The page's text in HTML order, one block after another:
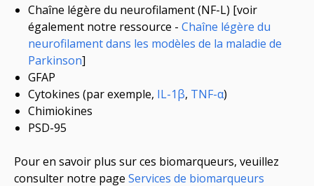
Chaîne légère du neurofilament (NF-L) [voir
également notre ressource - Chaîne légère du
neurofilament dans les modèles de la maladie de
Parkinson]
GFAP
Cytokines (par exemple, IL-1β, TNF-α)
Chimiokines
PSD-95
Pour en savoir plus sur ces biomarqueurs, veuillez
consulter notre page Services de biomarqueurs